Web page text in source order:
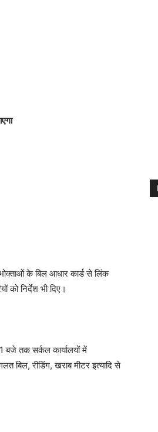
के बिल आधार कार्ड से लिंक
निर्देश भी दिए।
बजे तक सर्कल कार्यालयों में
रीडिंग, खराब मीटर इत्यादि से